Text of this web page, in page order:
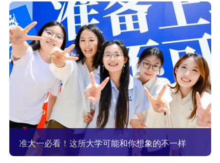
准大一必看！这所大学可能和你想象的不一样